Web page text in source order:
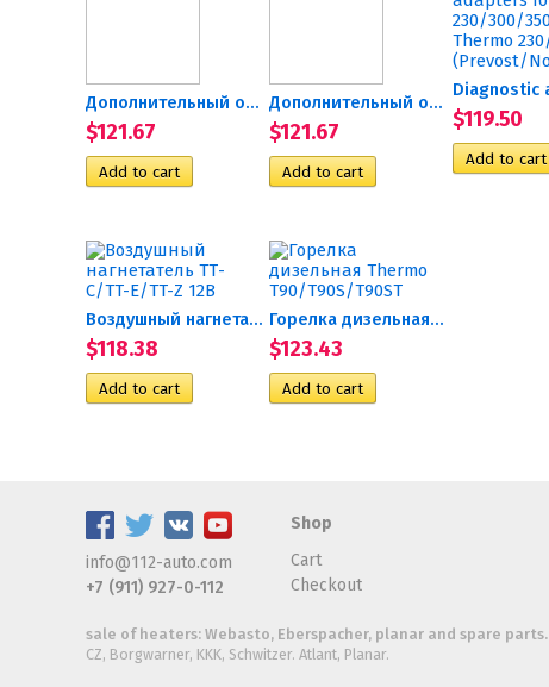
Дополнительный отопитель...
$121.67
Дополнительный отопитель...
$121.67
$119.50
Воздушный нагнетатель...
$118.38
Горелка дизельная Thermo...
$123.43
info@112-auto.com
+7 (911) 927-0-112
Shop
Cart
Checkout
sale of heaters: Webasto, Eberspacher, planar and spare parts.
CZ, Borgwarner, KKK, Schwitzer. Atlant, Planar.